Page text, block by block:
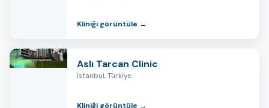
Kliniği görüntüle →
Aslı Tarcan Clinic
İstanbul, Türkiye
Kliniği görüntüle →